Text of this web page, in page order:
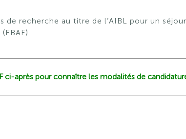
de recherche au titre de l’AIBL pour un
ci-après pour connaître les modalités de